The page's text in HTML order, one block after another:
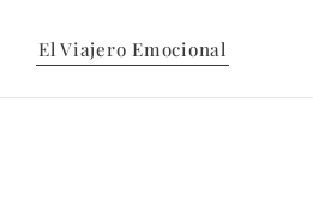
El Viajero Emocional